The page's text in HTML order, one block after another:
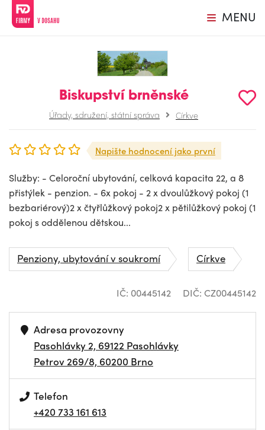
MENU
Biskupství brněnské
Úřady, sdružení, státní správa Církve
Napište hodnocení jako první
Služby: - Celoroční ubytování, celková kapacita 22, a 8
přistýlek - penzion. - 6x pokoj - 2 x dvoulůžkový pokoj (1
bezbariérový)2 x čtyřlůžkový pokoj2 x pětilůžkový pokoj (1
pokoj s oddělenou dětskou...
Penziony, ubytování v soukromí Církve
IČ: 00445142 DIČ: CZ00445142
Adresa provozovny
Pasohlávky 2, 69122 Pasohlávky
Petrov 269/8, 60200 Brno
Telefon
+420 733 161 613